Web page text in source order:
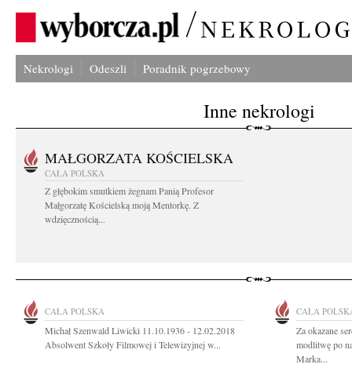
Nekrologi Odeszli Poradnik pogrzebowy
Inne nekrologi
MAŁGORZATA KOŚCIELSKA
CAŁA POLSKA
Z głębokim smutkiem żegnam Panią Profesor
Małgorzatę Kościelską moją Mentorkę. Z
wdzięcznością...
CAŁA POLSKA
Michał Szenwald Liwicki 11.10.1936 - 12.02.2018
Absolwent Szkoły Filmowej i Telewizyjnej w...
CAŁA
Za okazane
modlitwę po
Marka...